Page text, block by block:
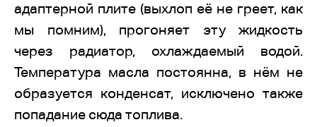
адаптерной плите (выхлоп её не греет, как
мы помним), прогоняет эту жидкость
через радиатор, охлаждаемый водой.
Температура масла постоянна, в нём не
образуется конденсат, исключено также
попадание сюда топлива.